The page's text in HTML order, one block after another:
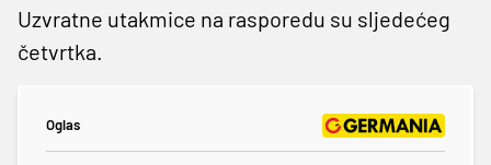
Uzvratne utakmice na rasporedu su sljedećeg
četvrtka.
Oglas